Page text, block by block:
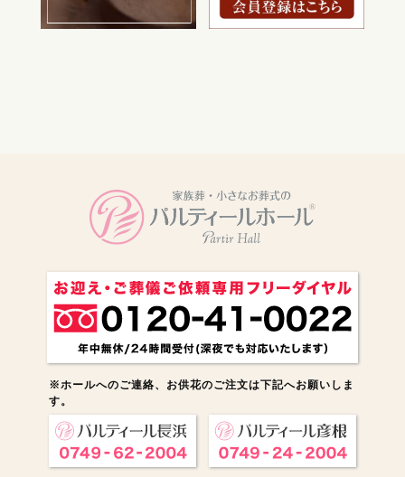
※ホールへのご連絡、お供花のご注文は下記へお願いしま
す。